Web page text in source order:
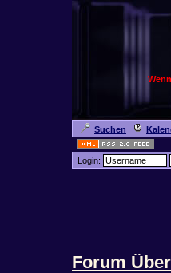
Suchen
Login:
Forum